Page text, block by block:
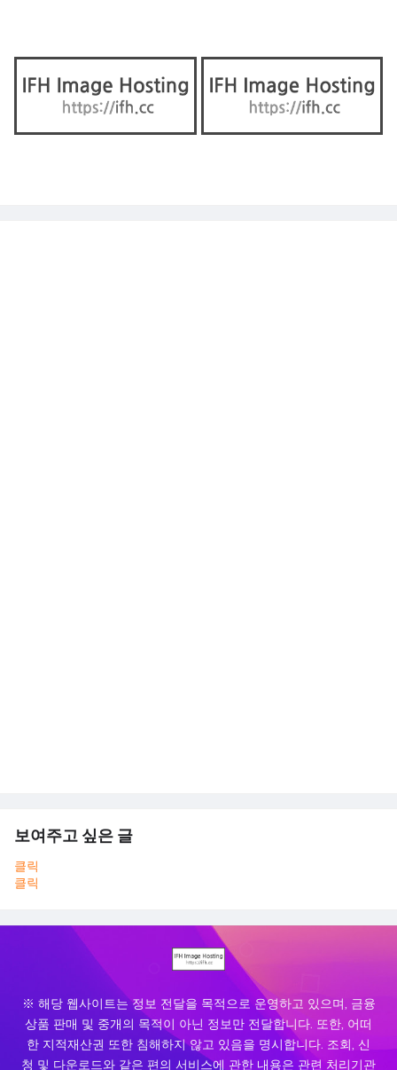
보여주고 싶은 글
클릭
클릭
※ 해당 웹사이트는 정보 전달을 목적으로 운영하고 있으며, 금융
상품 판매 및 중개의 목적이 아닌 정보만 전달합니다. 또한, 어떠
한 지적재산권 또한 침해하지 않고 있음을 명시합니다. 조회, 신
청 및 다운로드와 같은 편의 서비스에 관한 내용은 관련 처리기관